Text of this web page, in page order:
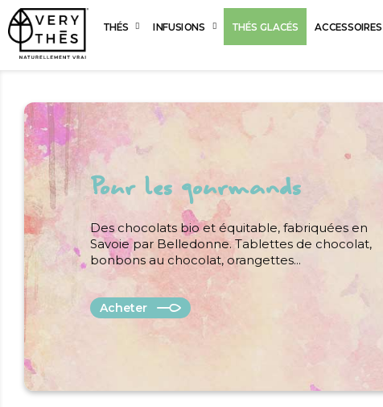
THÉS INFUSIONS THÉS GLACÉS ACCESSOIRES
Pour les gourmands
Des chocolats bio et équitable, fabriquées en
Savoie par Belledonne. Tablettes de chocolat,
bonbons au chocolat, orangettes...
Acheter